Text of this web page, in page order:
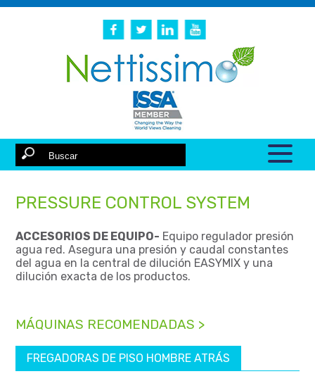
PRESSURE CONTROL SYSTEM
ACCESORIOS DE EQUIPO- Equipo regulador presión
agua red. Asegura una presión y caudal constantes
del agua en la central de dilución EASYMIX y una
dilución exacta de los productos.
MÁQUINAS RECOMENDADAS >
FREGADORAS DE PISO HOMBRE ATRÁS